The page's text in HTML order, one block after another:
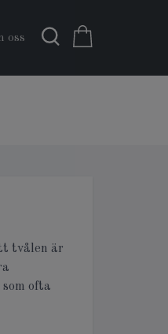
oss
tvålen är
ofta